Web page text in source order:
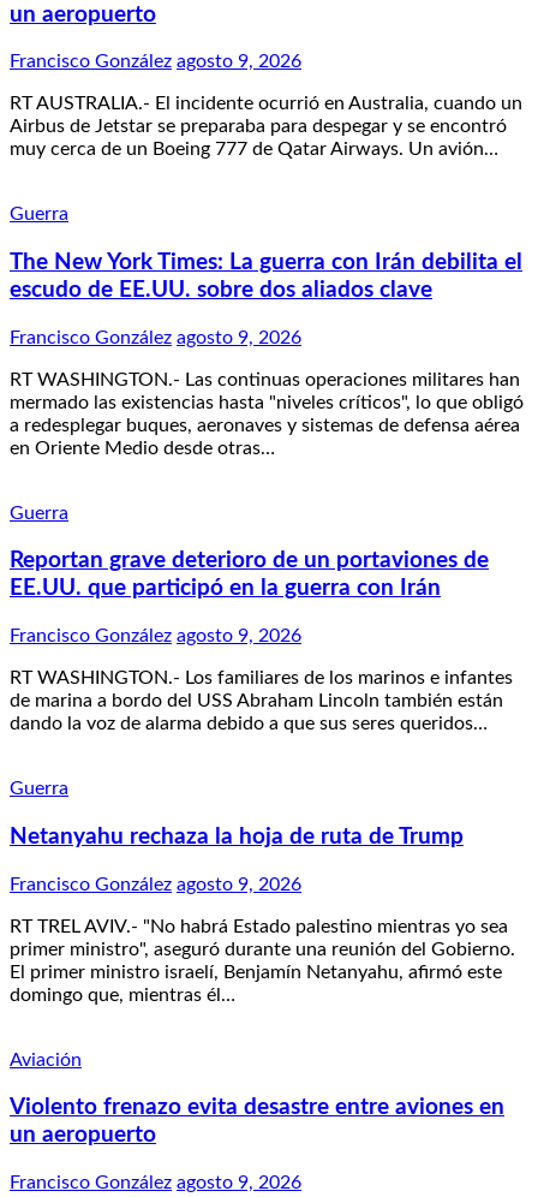
un aeropuerto
Francisco González agosto 9, 2026
RT AUSTRALIA.- El incidente ocurrió en Australia, cuando un
Airbus de Jetstar se preparaba para despegar y se encontró
muy cerca de un Boeing 777 de Qatar Airways. Un avión…
Guerra
The New York Times: La guerra con Irán debilita el
escudo de EE.UU. sobre dos aliados clave
Francisco González agosto 9, 2026
RT WASHINGTON.- Las continuas operaciones militares han
mermado las existencias hasta "niveles críticos", lo que obligó
a redesplegar buques, aeronaves y sistemas de defensa aérea
en Oriente Medio desde otras…
Guerra
Reportan grave deterioro de un portaviones de
EE.UU. que participó en la guerra con Irán
Francisco González agosto 9, 2026
RT WASHINGTON.- Los familiares de los marinos e infantes
de marina a bordo del USS Abraham Lincoln también están
dando la voz de alarma debido a que sus seres queridos…
Guerra
Netanyahu rechaza la hoja de ruta de Trump
Francisco González agosto 9, 2026
RT TREL AVIV.- "No habrá Estado palestino mientras yo sea
primer ministro", aseguró durante una reunión del Gobierno.
El primer ministro israelí, Benjamín Netanyahu, afirmó este
domingo que, mientras él…
Aviación
Violento frenazo evita desastre entre aviones en
un aeropuerto
Francisco González agosto 9, 2026